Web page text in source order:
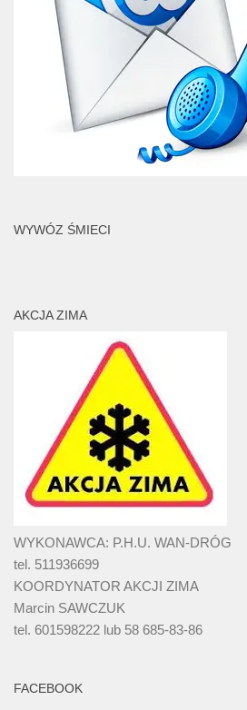
WYWÓZ ŚMIECI
AKCJA ZIMA
WYKONAWCA: P.H.U. WAN-DRÓG
tel. 511936699
KOORDYNATOR AKCJI ZIMA
Marcin SAWCZUK
tel. 601598222 lub 58 685-83-86
FACEBOOK